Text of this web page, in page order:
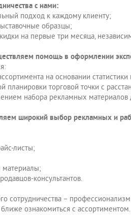
с нами:
подход к каждому клиенту;
образцы;
на первые три месяца,
помощь в оформлении
на основании
планировки торговой точки с
набора рекламных материалов
широкий выбор рекламных и
листы;
консультантов.
сотрудничества –
ближе ознакомиться с